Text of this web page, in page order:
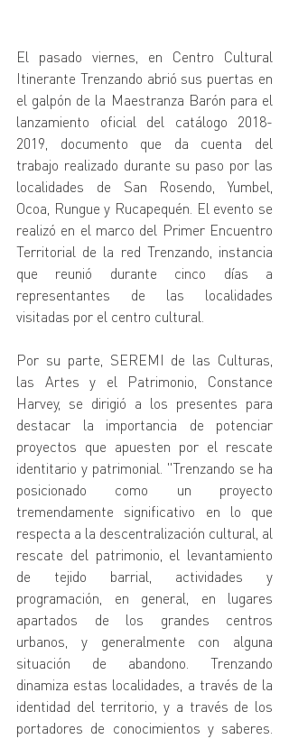
El pasado viernes, en Centro Cultural
Itinerante Trenzando abrió sus puertas en
el galpón de la Maestranza Barón para el
lanzamiento oficial del catálogo 2018-
2019, documento que da cuenta del
trabajo realizado durante su paso por las
localidades de San Rosendo, Yumbel,
Ocoa, Rungue y Rucapequén. El evento se
realizó en el marco del Primer Encuentro
Territorial de la red Trenzando, instancia
que reunió durante cinco días a
representantes de las localidades
visitadas por el centro cultural.
Por su parte, SEREMI de las Culturas,
las Artes y el Patrimonio, Constance
Harvey, se dirigió a los presentes para
destacar la importancia de potenciar
proyectos que apuesten por el rescate
identitario y patrimonial. "Trenzando se ha
posicionado como un proyecto
tremendamente significativo en lo que
respecta a la descentralización cultural, al
rescate del patrimonio, el levantamiento
de tejido barrial, actividades y
programación, en general, en lugares
apartados de los grandes centros
urbanos, y generalmente con alguna
situación de abandono. Trenzando
dinamiza estas localidades, a través de la
identidad del territorio, y a través de los
portadores de conocimientos y saberes.